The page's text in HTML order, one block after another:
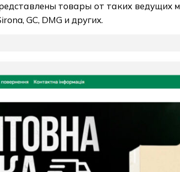
товары от таких ведущих
GC, DMG и других.